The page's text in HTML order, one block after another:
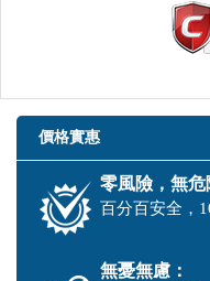
價格實惠
零風險，無危
百分百安全，
無憂無慮：